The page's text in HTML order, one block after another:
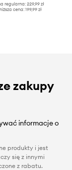
regularna: 229,99 zł
cena: 199,99 zł
zakupy
informacje o
produkty i jest
się z innymi
z rabatu.